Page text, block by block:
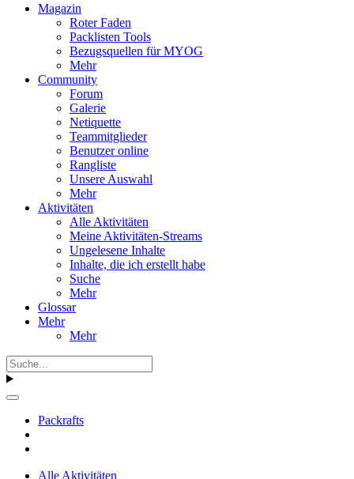
Magazin
Roter Faden
Packlisten Tools
Bezugsquellen für MYOG
Mehr
Community
Forum
Galerie
Netiquette
Teammitglieder
Benutzer online
Rangliste
Unsere Auswahl
Mehr
Aktivitäten
Alle Aktivitäten
Meine Aktivitäten-Streams
Ungelesene Inhalte
Inhalte, die ich erstellt habe
Suche
Mehr
Glossar
Mehr
Mehr
Packrafts
Alle Aktivitäten